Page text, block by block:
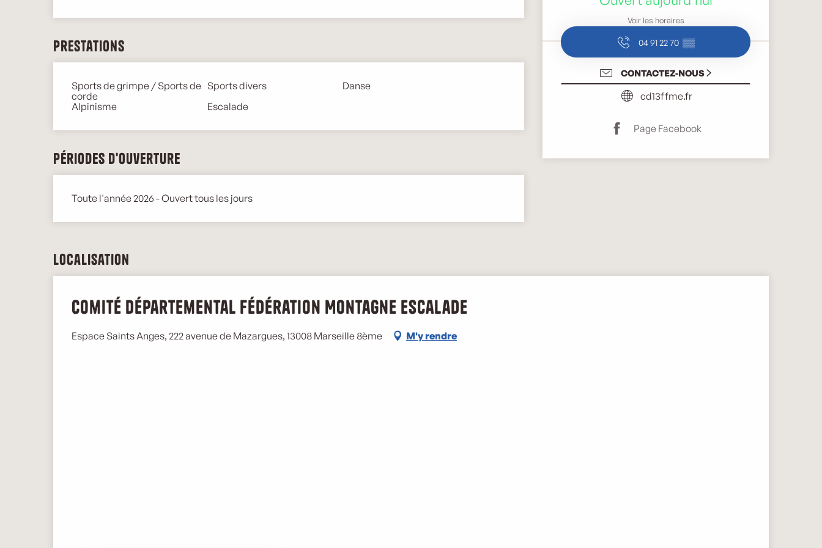
Voir les horaires
04 91 22 70 ▒▒
CONTACTEZ-NOUS
cd13ffme.fr
Page Facebook
Prestations
Sports de grimpe / Sports de
corde
Sports divers
Danse
Alpinisme
Escalade
Périodes d'ouverture
Toute l'année 2026 - Ouvert tous les jours
Localisation
Comité Départemental Fédération Montagne Escalade
Espace Saints Anges, 222 avenue de Mazargues, 13008 Marseille 8ème M'y rendre